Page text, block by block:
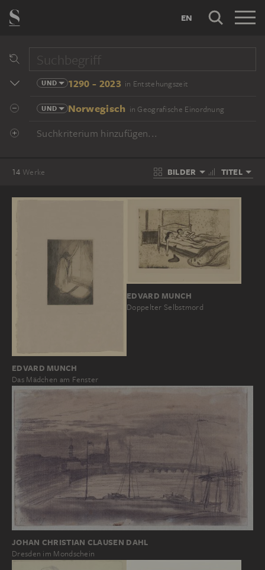
EN
UND 1290 - 2023 in Entstehungszeit
UND Norwegisch in Geografische Einordnung
Suchkriterium hinzufügen...
14 Werke BILDER TITEL
EDVARD MUNCH
Das Mädchen am Fenster
EDVARD MUNCH
Doppelter Selbstmord
JOHAN CHRISTIAN CLAUSEN DAHL
Dresden im Mondschein